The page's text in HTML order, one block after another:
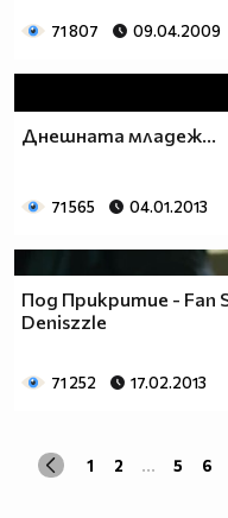
71 807 09.04.2009
Днешната младеж...
71 565 04.01.2013
Под Прикритие - Fan
Deniszzle
71 252 17.02.2013
1 2 ... 5 6